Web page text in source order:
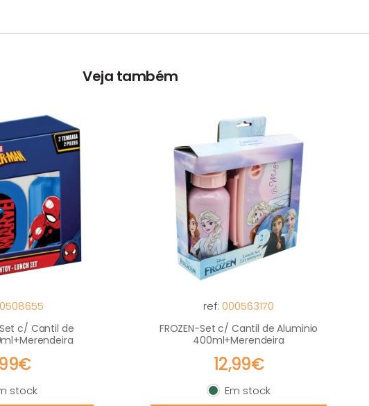
Veja também
Set c/ Cantil de
stock
ref: 000563170
FROZEN-Set c/ Cantil de Aluminio
400ml+Merendeira
12,99€
Em stock
Em stock